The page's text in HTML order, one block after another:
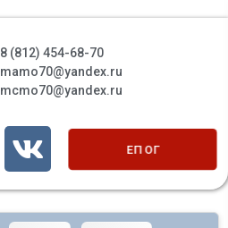
8 (812) 454-68-70
mamo70@yandex.ru
mcmo70@yandex.ru
ЕП ОГ